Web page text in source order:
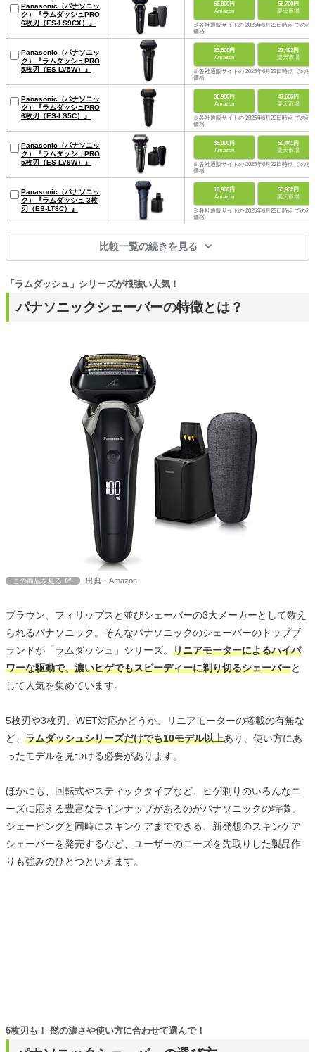
Panasonic（パナソニッ
ク）『ラムダッシュPRO
6枚刃（ES-LS9CX）』
53,800円
Amazon
55,700円
楽天市場
※各社通販サイトの 2025年6月23日時点 での税
価格
Panasonic（パナソニッ
ク）『ラムダッシュPRO
5枚刃（ES-LV5W）』
23,500円
Amazon
27,492円
楽天市場
※各社通販サイトの 2025年6月23日時点 での税
価格
Panasonic（パナソニッ
ク）『ラムダッシュPRO
6枚刃（ES-LS5C）』
30,980円
Amazon
47,685円
楽天市場
※各社通販サイトの 2025年6月23日時点 での税
価格
Panasonic（パナソニッ
ク）『ラムダッシュPRO
5枚刃（ES-LV9W）』
38,000円
Amazon
50,441円
楽天市場
※各社通販サイトの 2025年6月23日時点 での税
価格
Panasonic（パナソニッ
ク）『ラムダッシュ 3枚
刃（ES-LT8C）』
18,900円
Amazon
53,952円
楽天市場
※各社通販サイトの 2025年6月23日時点 での税
価格
比較一覧の続きを見る
パナソニックシェーバーの特徴とは？
「ラムダッシュ」シリーズが根強い人気！
この商品を見る 出典：Amazon
ブラウン、フィリップスと並びシェーバーの3大メーカーとして数え
られるパナソニック。そんなパナソニックのシェーバーのトップブ
ランドが「ラムダッシュ」シリーズ。 リニアモーターによるハイパ
ワーな駆動で、濃いヒゲでもスピーディーに剃り切るシェーバーと
して人気を集めています。
5枚刃や3枚刃、WET対応かどうか、リニアモーターの搭載の有無な
ど、 ラムダッシュシリーズだけでも10モデル以上あり、使い方にあ
ったモデルを見つける必要があります。
ほかにも、回転式やスティックタイプなど、ヒゲ剃りのいろんなニ
ーズに応える豊富なラインナップがあるのがパナソニックの特徴。
シェービングと同時にスキンケアまでできる、新発想のスキンケア
シェーバーを発売するなど、ユーザーのニーズを先取りした製品作
りも強みのひとつといえます。
6枚刃も！ 髭の濃さや使い方に合わせて選んで！